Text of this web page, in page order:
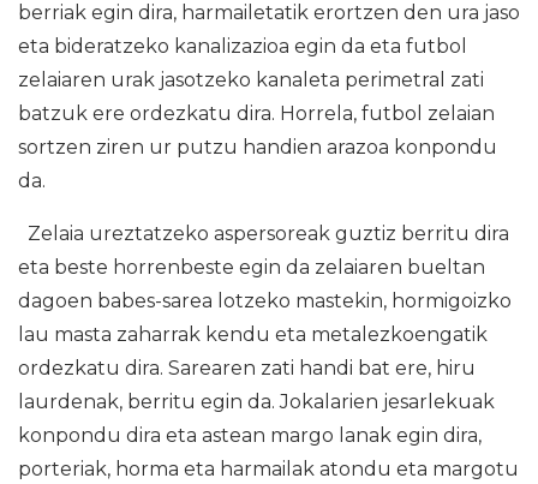
berriak egin dira, harmailetatik erortzen den ura jaso
eta bideratzeko kanalizazioa egin da eta futbol
zelaiaren urak jasotzeko kanaleta perimetral zati
batzuk ere ordezkatu dira. Horrela, futbol zelaian
sortzen ziren ur putzu handien arazoa konpondu
da.
Zelaia ureztatzeko aspersoreak guztiz berritu dira
eta beste horrenbeste egin da zelaiaren bueltan
dagoen babes-sarea lotzeko mastekin, hormigoizko
lau masta zaharrak kendu eta metalezkoengatik
ordezkatu dira. Sarearen zati handi bat ere, hiru
laurdenak, berritu egin da. Jokalarien jesarlekuak
konpondu dira eta astean margo lanak egin dira,
porteriak, horma eta harmailak atondu eta margotu